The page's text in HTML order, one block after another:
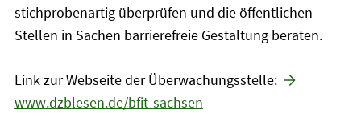
stichprobenartig überprüfen und die öffentlichen
Stellen in Sachen barrierefreie Gestaltung beraten.
Link zur Webseite der Überwachungsstelle:
www.dzblesen.de/bfit-sachsen